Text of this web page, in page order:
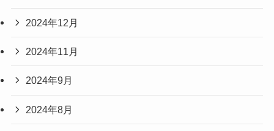
2024年12月
2024年11月
2024年9月
2024年8月